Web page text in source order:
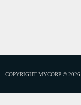
COPYRIGHT MYCORP © 2026